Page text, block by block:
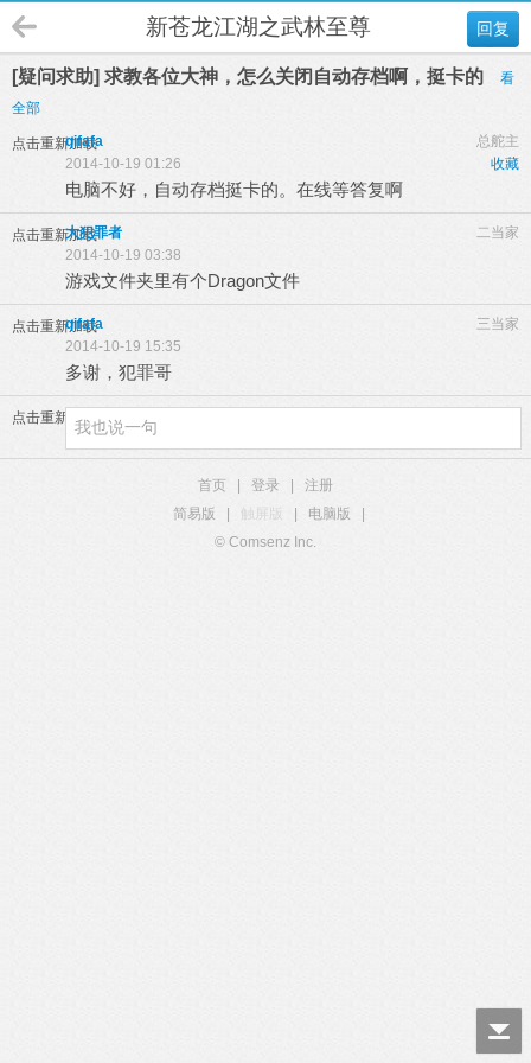
回复
新苍龙江湖之武林至尊
[疑问求助] 求教各位大神，怎么关闭自动存档啊，挺卡的
看
全部
点击重新加载 总舵主
qifafa
收藏
2014-10-19 01:26
电脑不好，自动存档挺卡的。在线等答复啊
点击重新加载 二当家
大犯罪者
2014-10-19 03:38
游戏文件夹里有个Dragon文件
点击重新加载 三当家
qifafa
2014-10-19 15:35
多谢，犯罪哥
点击重新加载
首页 登录
注册
简易版
触屏版 电脑版
© Comsenz Inc.